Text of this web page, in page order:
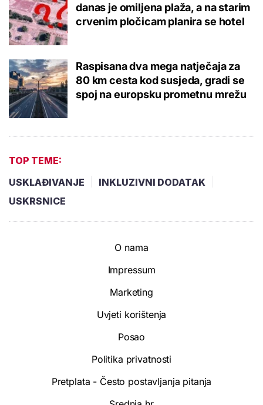
danas je omiljena plaža, a na starim
crvenim pločicam planira se hotel
Raspisana dva mega natječaja za
80 km cesta kod susjeda, gradi se
spoj na europsku prometnu mrežu
TOP TEME:
USKLAĐIVANJE
INKLUZIVNI DODATAK
USKRSNICE
O nama
Impressum
Marketing
Uvjeti korištenja
Posao
Politika privatnosti
Pretplata - Često postavljanja pitanja